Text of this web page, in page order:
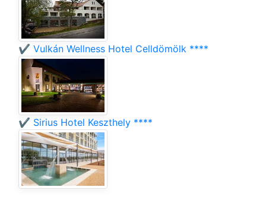
✔️ Vulkán Wellness Hotel Celldömölk ****
✔️ Sirius Hotel Keszthely ****